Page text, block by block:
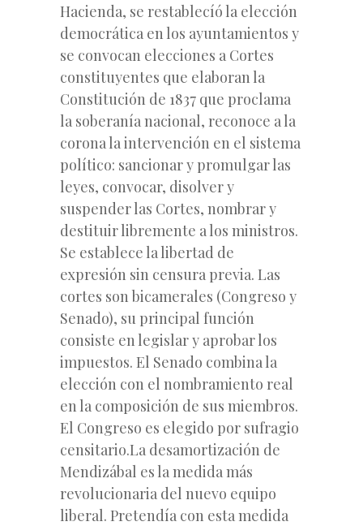
Hacienda, se restablecíó la elección
democrática en los ayuntamientos y
se convocan elecciones a Cortes
constituyentes que elaboran la
Constitución de 1837 que proclama
la soberanía nacional, reconoce a la
corona la intervención en el sistema
político: sancionar y promulgar las
leyes, convocar, disolver y
suspender las Cortes, nombrar y
destituir libremente a los ministros.
Se establece la libertad de
expresión sin censura previa. Las
cortes son bicamerales (Congreso y
Senado), su principal función
consiste en legislar y aprobar los
impuestos. El Senado combina la
elección con el nombramiento real
en la composición de sus miembros.
El Congreso es elegido por sufragio
censitario.La desamortización de
Mendizábal es la medida más
revolucionaria del nuevo equipo
liberal. Pretendía con esta medida